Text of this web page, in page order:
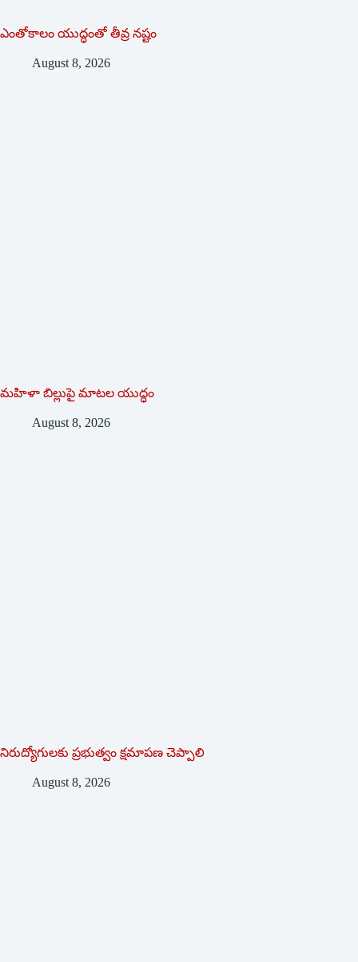
ఎంతోకాలం యుద్ధంతో తీవ్ర నష్టం
August 8, 2026
మహిళా బిల్లుపై మాటల యుద్ధం
August 8, 2026
నిరుద్యోగులకు ప్రభుత్వం క్షమాపణ చెప్పాలి
August 8, 2026